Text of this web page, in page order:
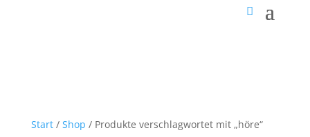
Start/ Shop / Produkte verschlagwortet mit „höre“